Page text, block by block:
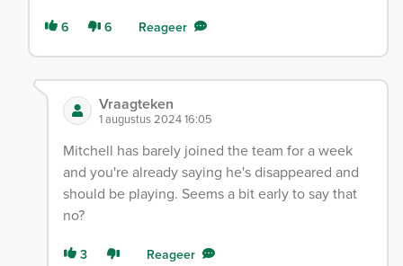
6 6 Reageer
Vraagteken
1 augustus 2024 16:05
Mitchell has barely joined the team for a week
and you're already saying he's disappeared and
should be playing. Seems a bit early to say that
no?
3 Reageer